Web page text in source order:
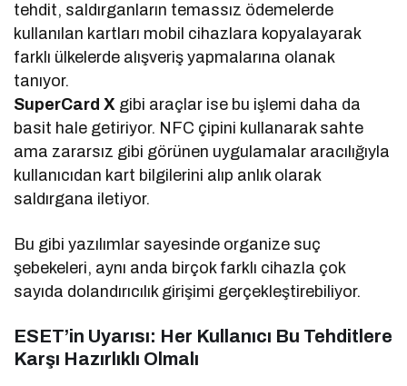
tehdit, saldırganların temassız ödemelerde
kullanılan kartları mobil cihazlara kopyalayarak
farklı ülkelerde alışveriş yapmalarına olanak
tanıyor.
SuperCard X gibi araçlar ise bu işlemi daha da
basit hale getiriyor. NFC çipini kullanarak sahte
ama zararsız gibi görünen uygulamalar aracılığıyla
kullanıcıdan kart bilgilerini alıp anlık olarak
saldırgana iletiyor.
Bu gibi yazılımlar sayesinde organize suç
şebekeleri, aynı anda birçok farklı cihazla çok
sayıda dolandırıcılık girişimi gerçekleştirebiliyor.
ESET’in Uyarısı: Her Kullanıcı Bu Tehditlere
Karşı Hazırlıklı Olmalı